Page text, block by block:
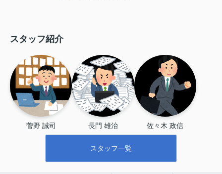
スタッフ紹介
菅野 誠司 長門 雄治 佐々木 政信
スタッフ一覧